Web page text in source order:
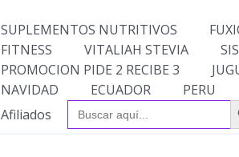
SUPLEMENTOS NUTRITIVOS
FITNESS
VITALIAH STEVIA
PROMOCION PIDE 2 RECIBE 3
NAVIDAD
ECUADOR PERU
Afiliados
Buscar: